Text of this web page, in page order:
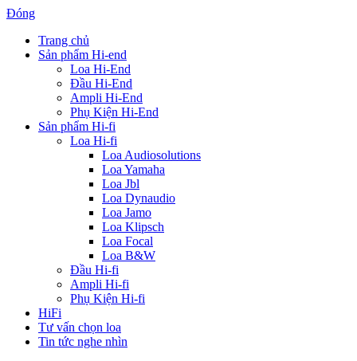
Đóng
Trang chủ
Sản phẩm Hi-end
Loa Hi-End
Đầu Hi-End
Ampli Hi-End
Phụ Kiện Hi-End
Sản phẩm Hi-fi
Loa Hi-fi
Loa Audiosolutions
Loa Yamaha
Loa Jbl
Loa Dynaudio
Loa Jamo
Loa Klipsch
Loa Focal
Loa B&W
Đầu Hi-fi
Ampli Hi-fi
Phụ Kiện Hi-fi
HiFi
Tư vấn chọn loa
Tin tức nghe nhìn